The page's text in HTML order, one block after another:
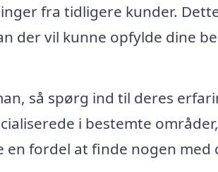
fra tidligere kunder.
der vil kunne opfylde dine
så spørg ind til deres
i bestemte
fordel at finde nogen med